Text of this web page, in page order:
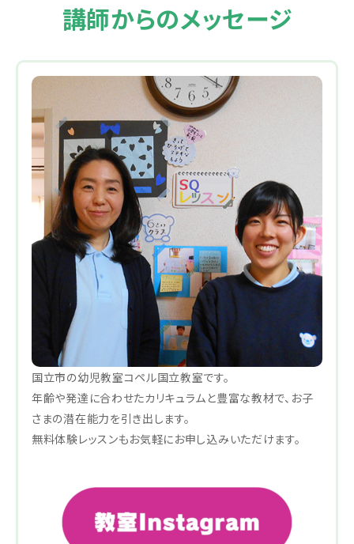
講師からのメッセージ
国立市の幼児教室コペル国立教室です。
年齢や発達に合わせたカリキュラムと豊富な教材で、お子
さまの潜在能力を引き出します。
無料体験レッスンもお気軽にお申し込みいただけます。